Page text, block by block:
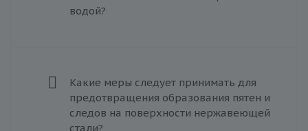
водой?
Какие меры следует принимать для
предотвращения образования пятен и
следов на поверхности нержавеющей
стали?